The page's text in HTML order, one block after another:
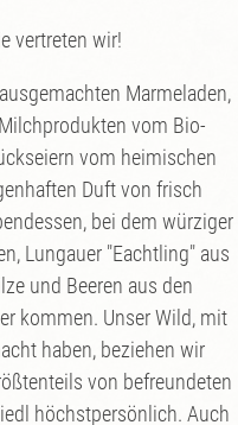
vertreten wir!
Marmeladen,
vom Bio-
vom heimischen
Duft von frisch
bei dem würziger
Lungauer "Eachtling" aus
und Beeren aus den
kommen. Unser Wild, mit
haben, beziehen wir
von befreundeten
höchstpersönlich. Auch